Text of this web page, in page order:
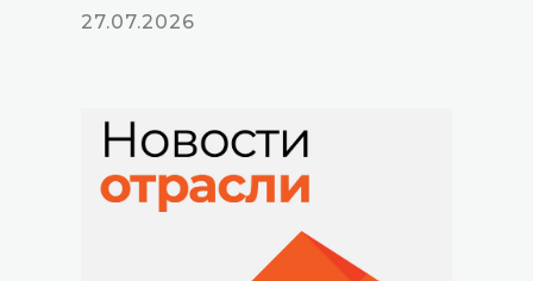
27.07.2026